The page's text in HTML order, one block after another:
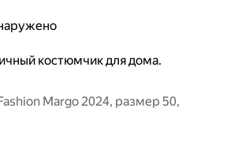
костюмчик для дома.
Margo 2024, размер 50,